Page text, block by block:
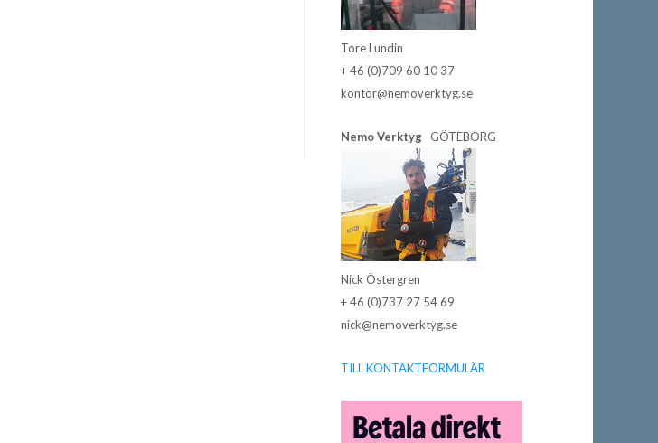
Tore Lundin
+ 46 (0)709 60 10 37
kontor@nemoverktyg.se
Nemo VerktygGÖTEBORG
Nick Östergren
+ 46 (0)737 27 54 69
nick@nemoverktyg.se
TILL KONTAKTFORMULÄR